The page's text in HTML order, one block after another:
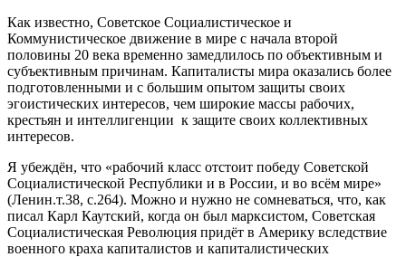
Как известно, Советское Социалистическое и
Коммунистическое движение в мире с начала второй
половины 20 века временно замедлилось по объективным и
субъективным причинам. Капиталисты мира оказались более
подготовленными и с большим опытом защиты своих
эгоистических интересов, чем широкие массы рабочих,
крестьян и интеллигенции к защите своих коллективных
интересов.
Я убеждён, что «рабочий класс отстоит победу Советской
Социалистической Республики и в России, и во всём мире»
(Ленин.т.38, с.264). Можно и нужно не сомневаться, что, как
писал Карл Каутский, когда он был марксистом, Советская
Социалистическая Революция придёт в Америку вследствие
военного краха капиталистов и капиталистических